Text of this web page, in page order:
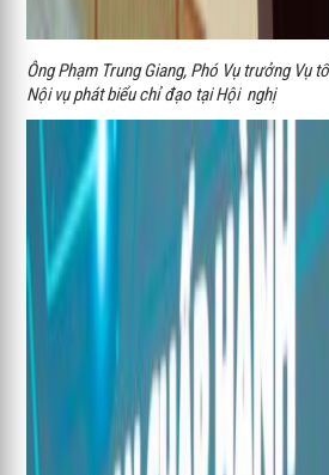
Ông Phạm Trung Giang, Phó Vụ trưởng Vụ
Nội vụ phát biểu chỉ đạo tại Hội nghị